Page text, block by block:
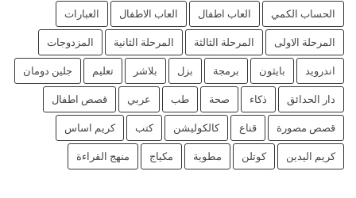
الحساب الكمي العاب اطفال العاب الاطفال العبارات
المرحلة الاولى المرحلة الثالثة المرحلة الثانية المزدوجات
اندرويد بايثون برمجة بزل بلاشر تعليم جلين دومان
دار الحدائق ذكاء صحة طب عربي قصص اطفال
قصص مصورة قناع كالكوليشن كتب كريم اساس
كريم اليدين كوتلن مطوية مكياج منهج القراءة